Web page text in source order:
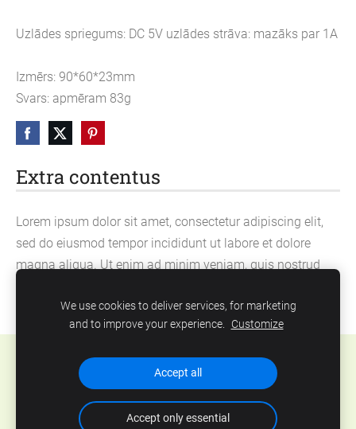
Extra contentus
Lorem ipsum dolor sit amet, consectetur adipiscing elit,
sed do eiusmod tempor incididunt ut labore et dolore
magna aliqua. Ut enim ad minim veniam, quis nostrud
commodo consequat.
Uzlādes spriegums: DC 5V uzlādes strāva: mazāks par 1A
Izmērs: 90*60*23mm
Svars: apmēram 83g
Cookies
We use cookies to deliver services, for marketing
and to improve your experience. Customize
Accept all
Accept only essential